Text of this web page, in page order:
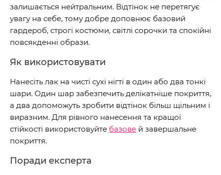
залишається нейтральним. Відтінок не перетягує
увагу на себе, тому добре доповнює базовий
гардероб, строгі костюми, світлі сорочки та спокійні
повсякденні образи.
Як використовувати
Нанесіть лак на чисті сухі нігті в один або два тонкі
шари. Один шар забезпечить делікатніше покриття,
а два допоможуть зробити відтінок більш щільним і
виразним. Для рівного нанесення та кращої
стійкості використовуйте базове й завершальне
покриття.
Поради експерта